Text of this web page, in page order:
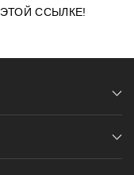
ЭТОЙ ССЫЛКЕ!